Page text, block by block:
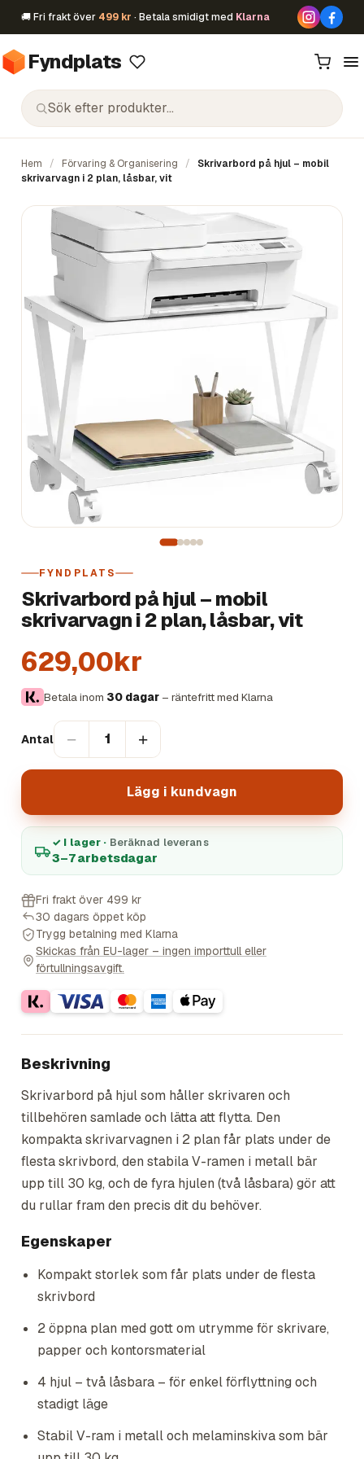
🚚 Fri frakt över 499 kr · Betala smidigt med Klarna
Fyndplats
Hem / Förvaring & Organisering /
Skrivarbord på hjul – mobil
skrivarvagn i 2 plan, låsbar, vit
FYNDPLATS
Skrivarbord på hjul – mobil
skrivarvagn i 2 plan, låsbar, vit
629,00kr
Betala inom 30 dagar – räntefritt med Klarna
Antal − 1 +
Lägg i kundvagn
✓ I lager · Beräknad leverans
3–7 arbetsdagar
Fri frakt över 499 kr
30 dagars öppet köp
Trygg betalning med Klarna
Skickas från EU-lager – ingen importtull eller
förtullningsavgift.
Beskrivning
Skrivarbord på hjul som håller skrivaren och
tillbehören samlade och lätta att flytta. Den
kompakta skrivarvagnen i 2 plan får plats under de
flesta skrivbord, den stabila V-ramen i metall bär
upp till 30 kg, och de fyra hjulen (två låsbara) gör att
du rullar fram den precis dit du behöver.
Egenskaper
Kompakt storlek som får plats under de flesta
skrivbord
2 öppna plan med gott om utrymme för skrivare,
papper och kontorsmaterial
4 hjul – två låsbara – för enkel förflyttning och
stadigt läge
Stabil V-ram i metall och melaminskiva som bär